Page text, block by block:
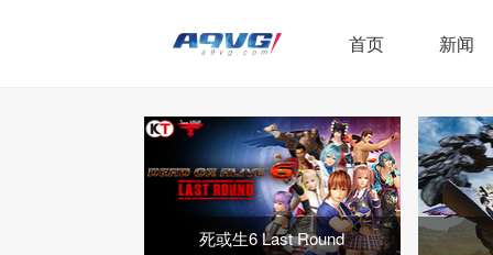
首页 新闻
死或生6 Last Round